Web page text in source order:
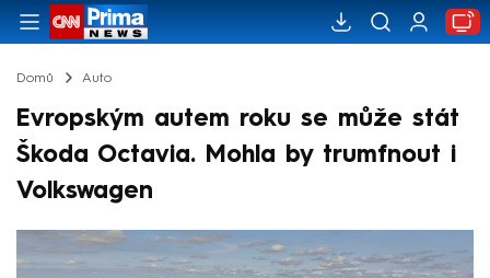
Domů Auto
Evropským autem roku se může stát
Škoda Octavia. Mohla by trumfnout i
Volkswagen